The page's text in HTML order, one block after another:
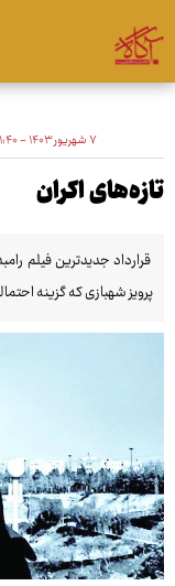
۷ شهریور ۱۴۰۳ - ۱۱:۴۰
تازه‌های اکران
قرارداد جدیدترین فیلم
پرویز شهبازی که گزینه